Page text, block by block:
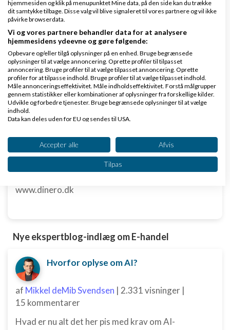
Klar lønnen med Danløn
Lav løn på et øjeblik–nemt, sikkert
og billigt. Opret gratis konto.
www.danlon.dk/
Køb en virksomhed
Køb en virksomhed med
kunder og omsætning hos Saxis
www.saxis.dk
Dinero Regnskabsprogram
Opret nemt og hurtigt fakturaer
www.dinero.dk
Nye ekspertblog-indlæg om E-handel
Hvorfor oplyse om AI?
af Mikkel deMib Svendsen | 2.331 visninger |
15 kommentarer
Hvad er nu alt det her pis med krav om AI-
hjemmesiden og klik på menupunktet Mine data, på den side kan du trække
dit samtykke tilbage. Disse valg vil blive signaleret til vores partnere og vil ikke
påvirke browserdata.
Vi og vores partnere behandler data for at analysere
hjemmesidens ydeevne og gøre følgende:
Opbevare og/eller tilgå oplysninger på en enhed. Bruge begrænsede
oplysninger til at vælge annoncering. Oprette profiler til tilpasset
annoncering. Bruge profiler til at vælge tilpasset annoncering. Oprette
profiler for at tilpasse indhold. Bruge profiler til at vælge tilpasset indhold.
Måle annonceringseffektivitet. Måle indholdseffektivitet. Forstå målgrupper
gennem statistikker eller kombinationer af oplysninger fra forskellige kilder.
Udvikle og forbedre tjenester. Bruge begrænsede oplysninger til at vælge
indhold.
Data kan deles uden for EU og sendes til USA.
Se partnerliste (2 IAB-leverandører)
Vi bruger dine data til følgende formål:
IAB's behandlingsformål:
Opbevare og/eller tilgå oplysninger på en
enhed
Bruge profiler til at vælge tilpasset
annoncering
Oprette profiler for at tilpasse indhold
Bruge profiler til at vælge tilpasset indhold
Accepter alle Afvis
Tilpas